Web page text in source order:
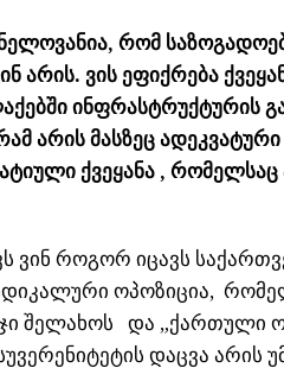
რომ
არის. ვის ეფიქრება
ინფრასტრუქტურის
არის მასზეც
ქვეყანა , რომელსაც
ვინ როგორ იცავს
ოპოზიცია,
შელახოს და
დაცვა არის